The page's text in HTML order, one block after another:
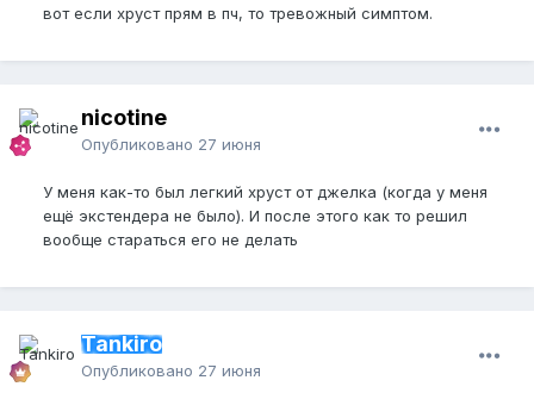
вот если хруст прям в пч, то тревожный симптом.
nicotine
Опубликовано 27 июня
У меня как-то был легкий хруст от джелка (когда у меня
ещё экстендера не было). И после этого как то решил
вообще стараться его не делать
Tankiro
Опубликовано 27 июня